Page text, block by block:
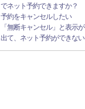
でネット予約できますか？
予約をキャンセルしたい
「無断キャンセル」と表示が
出て、ネット予約ができない